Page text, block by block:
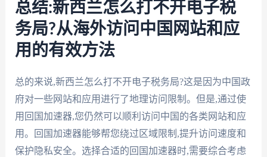
总结:新西兰怎么打不开电子税
务局?从海外访问中国网站和应
用的有效方法
总的来说,新西兰怎么打不开电子税务局?这是因为中国政
府对一些网站和应用进行了地理访问限制。但是,通过使
用回国加速器,您仍然可以顺利访问中国的各类网站和应
用。回国加速器能够帮您绕过区域限制,提升访问速度和
保护隐私安全。选择合适的回国加速器时,需要综合考虑